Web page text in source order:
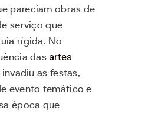
pareciam obras de
serviço que
rígida. No
das artes
as festas,
evento temático e
época que